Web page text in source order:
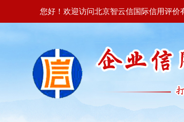
您好！欢迎访问北京智云信国际信用评价